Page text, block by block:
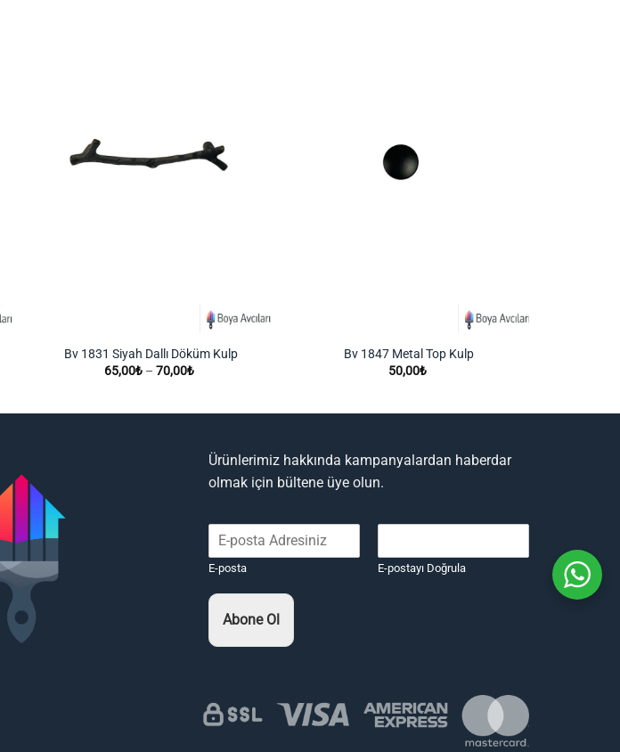
Bv 1831 Siyah Dallı Döküm Kulp
65,00₺ – 70,00₺Fiyat
Bv 1847 Metal Top Kulp
50,00₺
Ürünlerimiz hakkında kampanyalardan haberdar
olmak için bültene üye olun.
E-posta E-postayı Doğrula
Abone Ol